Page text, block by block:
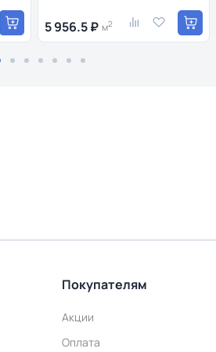
5 956.5 ₽ м2
Покупателям
Акции
Оплата